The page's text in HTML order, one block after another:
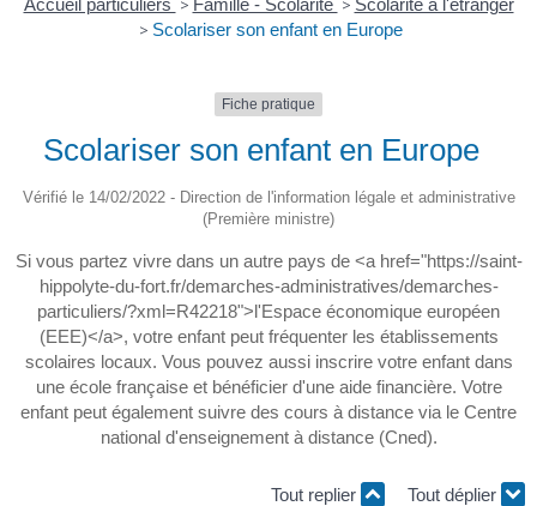
Accueil particuliers > Famille - Scolarité > Scolarité à l'étranger
> Scolariser son enfant en Europe
Fiche pratique
Scolariser son enfant en Europe
Vérifié le 14/02/2022 - Direction de l'information légale et administrative
(Première ministre)
Si vous partez vivre dans un autre pays de <a href="https://saint-
hippolyte-du-fort.fr/demarches-administratives/demarches-
particuliers/?xml=R42218">l'Espace économique européen
(EEE)</a>, votre enfant peut fréquenter les établissements
scolaires locaux. Vous pouvez aussi inscrire votre enfant dans
une école française et bénéficier d'une aide financière. Votre
enfant peut également suivre des cours à distance via le Centre
national d'enseignement à distance (Cned).
Tout replier Tout déplier